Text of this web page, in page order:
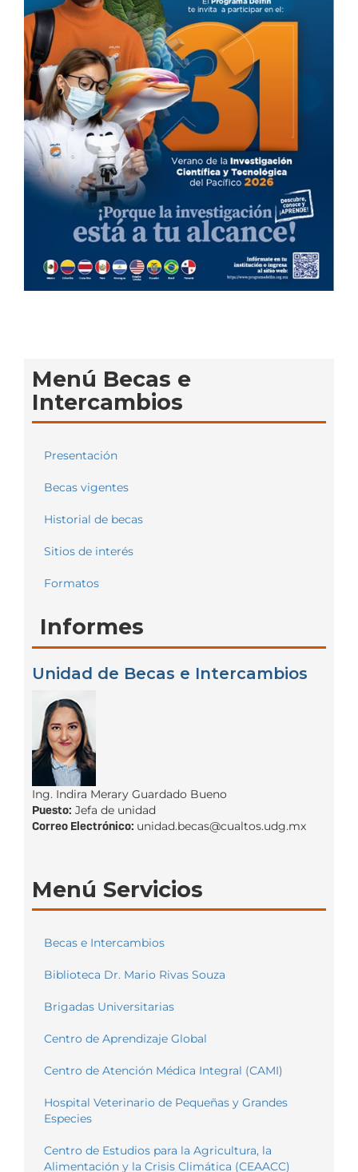
Menú Becas e
Intercambios
Presentación
Becas vigentes
Historial de becas
Sitios de interés
Formatos
Informes
Unidad de Becas e Intercambios
Ing. Indira Merary Guardado Bueno
Puesto: Jefa de unidad
Correo Electrónico: unidad.becas@cualtos.udg.mx
Menú Servicios
Becas e Intercambios
Biblioteca Dr. Mario Rivas Souza
Brigadas Universitarias
Centro de Aprendizaje Global
Centro de Atención Médica Integral (CAMI)
Hospital Veterinario de Pequeñas y Grandes
Especies
Centro de Estudios para la Agricultura, la
Alimentación y la Crisis Climática (CEAACC)